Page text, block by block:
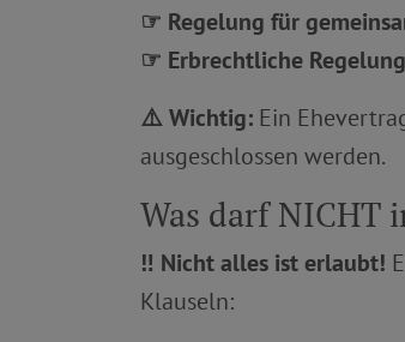
☞ Regelung für
☞ Erbrechtliche
⚠️ Wichtig: Ein
ausgeschlossen werden.
Was darf NICHT
‼️ Nicht alles ist erlaubt!
Klauseln: